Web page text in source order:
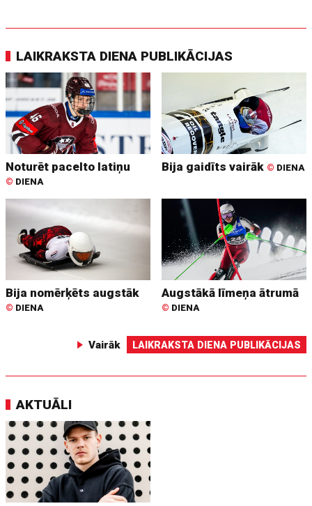
LAIKRAKSTA DIENA PUBLIKĀCIJAS
Noturēt pacelto latiņu
© DIENA
Bija gaidīts vairāk © DIENA
Bija nomērķēts augstāk
© DIENA
Augstākā līmeņa ātrumā
© DIENA
Vairāk LAIKRAKSTA DIENA PUBLIKĀCIJAS
AKTUĀLI